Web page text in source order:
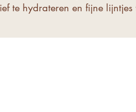
te hydrateren en fijne lijntjes